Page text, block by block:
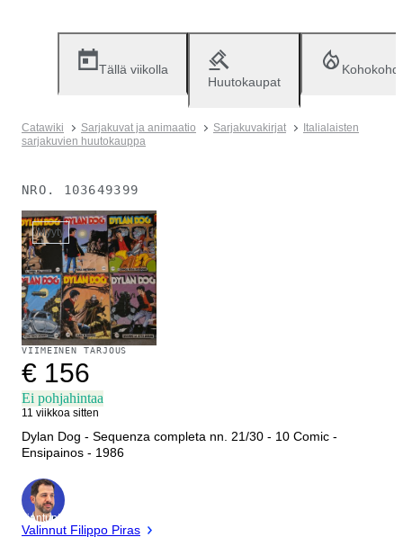
Tällä viikolla
Huutokaupat
Catawiki Sarjakuvat ja animaatio Sarjakuvakirjat
Italialaisten
sarjakuvien huutokauppa
NRO. 103649399
Myyty
VIIMEINEN TARJOUS
€ 156
Ei pohjahintaa
11 viikkoa sitten
Dylan Dog - Sequenza completa nn. 21/30 - 10 Comic -
Ensipainos - 1986
asiantuntija
Valinnut Filippo Piras